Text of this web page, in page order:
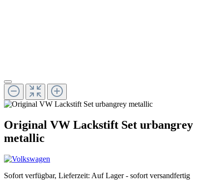
Original VW Lackstift Set urbangrey
metallic
Sofort verfügbar, Lieferzeit: Auf Lager - sofort versandfertig